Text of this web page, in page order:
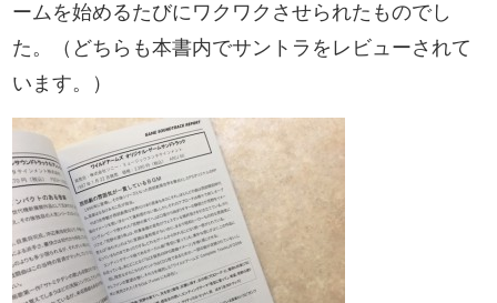
ームを始めるたびにワクワクさせられたものでし
た。（どちらも本書内でサントラをレビューされて
います。）